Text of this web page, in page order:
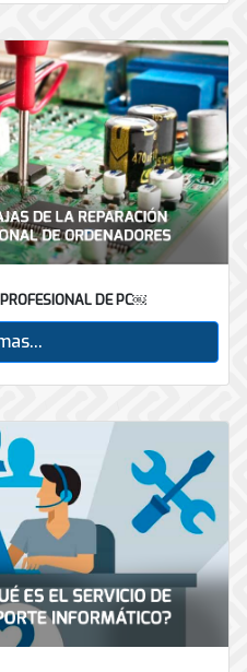
DE PC￼